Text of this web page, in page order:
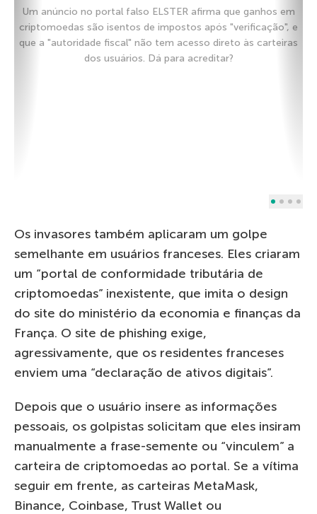
Um anúncio no portal falso ELSTER afirma que ganhos em
criptomoedas são isentos de impostos após "verificação", e
que a "autoridade fiscal" não tem acesso direto às carteiras
dos usuários. Dá para acreditar?
Os invasores também aplicaram um golpe
semelhante em usuários franceses. Eles criaram
um “portal de conformidade tributária de
criptomoedas” inexistente, que imita o design
do site do ministério da economia e finanças da
França. O site de phishing exige,
agressivamente, que os residentes franceses
enviem uma “declaração de ativos digitais”.
Depois que o usuário insere as informações
pessoais, os golpistas solicitam que eles insiram
manualmente a frase-semente ou “vinculem” a
carteira de criptomoedas ao portal. Se a vítima
seguir em frente, as carteiras MetaMask,
Binance, Coinbase, Trust Wallet ou